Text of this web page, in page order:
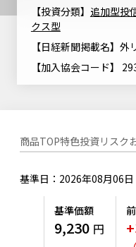
海外休日カレンダー
投資信託新商品のご案内
投資信託償還商品のご
有価証券届出書の効力
リーズ
確定拠出年金につ
コラム
ファンドレポート
Nダイレクト
Goal Navi
資産形成サポート
お問い合わせ
よくあるご質問
投資の教室
サステナビリティ経営
SDGsとは？
サステナビリティ経営
サステナビリティ推進体
ニッセイアセットの重
サステナビリティへの
ニッセイアセットについて
会社情報
公式キャラクターのご紹
最新情報
検索したいキーワードを入力
【投資分類】 追加型投
クス型
【日経新聞掲載名】外
【加入協会コード】
商品TOP特色投資リスク
基準日：2026年08月06日
基準価額
9,230 円